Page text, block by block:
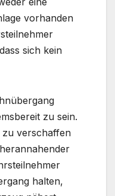
vorhanden
sich kein
zu sein.
zu verschaffen
halten,